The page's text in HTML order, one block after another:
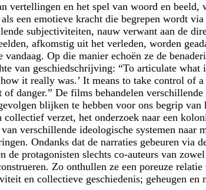
vertellingen en het spel van woord en beeld,
een emotieve kracht die begrepen wordt
subjectiviteiten, nauw verwant aan de
afkomstig uit het verleden, worden
Op die manier echoën ze de
van geschiedschrijving: “To articulate what
it really was.’ It means to take control of
of danger.” De films behandelen
blijken te hebben voor ons begrip van
collectief verzet, het onderzoek naar een
verschillende ideologische systemen naar
Ondanks dat de narraties gebeuren via
de protagonisten slechts co-auteurs van
Zo onthullen ze een poreuze relatie
en collectieve geschiedenis; geheugen en